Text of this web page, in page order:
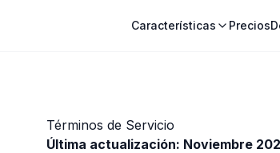
Características Precios
Términos de Servicio
Última actualización: Noviembre